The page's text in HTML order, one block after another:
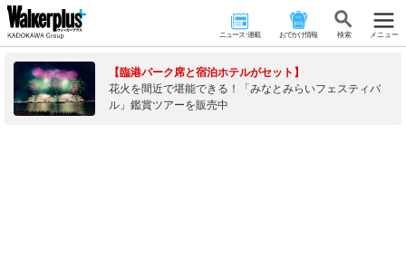
ニュース･連載 おでかけ情報 検 索 メニュー
【臨港パーク席と宿泊ホテルがセット】
花火を間近で堪能できる！「みなとみらいフェスティバ
ル」鑑賞ツアーを販売中